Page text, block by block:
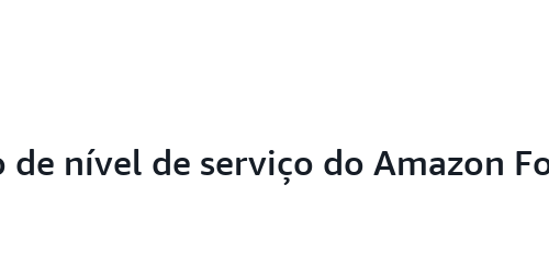
de nível de serviço do Amazon